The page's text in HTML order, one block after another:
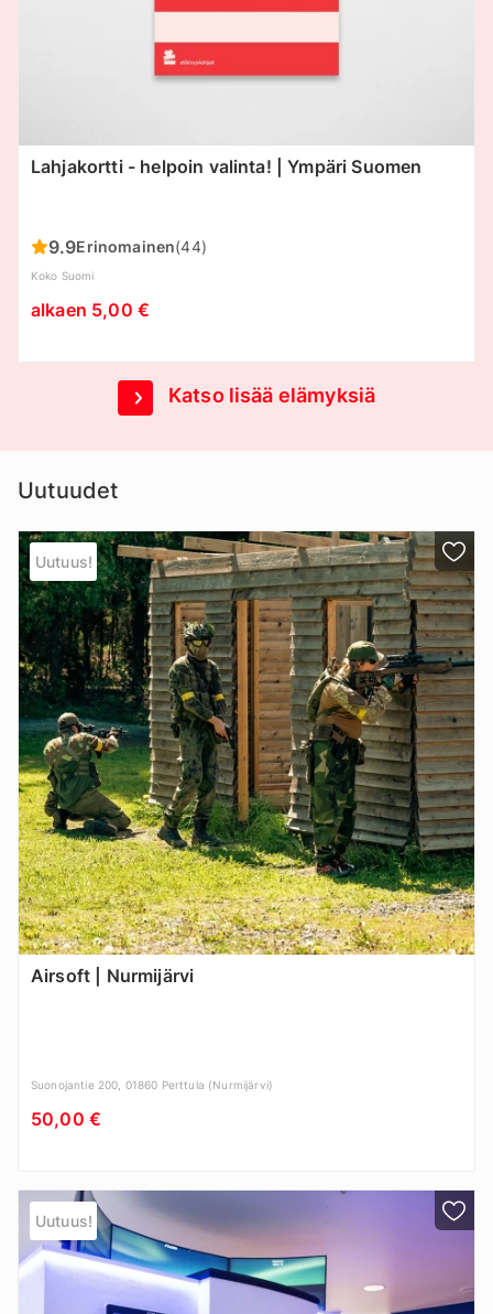
Lahjakortti - helpoin valinta! | Ympäri Suomen
9.9Erinomainen(44)
Koko Suomi
alkaen 5,00 €
Katso lisää elämyksiä
Uutuudet
Uutuus!
Airsoft | Nurmijärvi
Suonojantie 200, 01860 Perttula (Nurmijärvi)
50,00 €
Uutuus!